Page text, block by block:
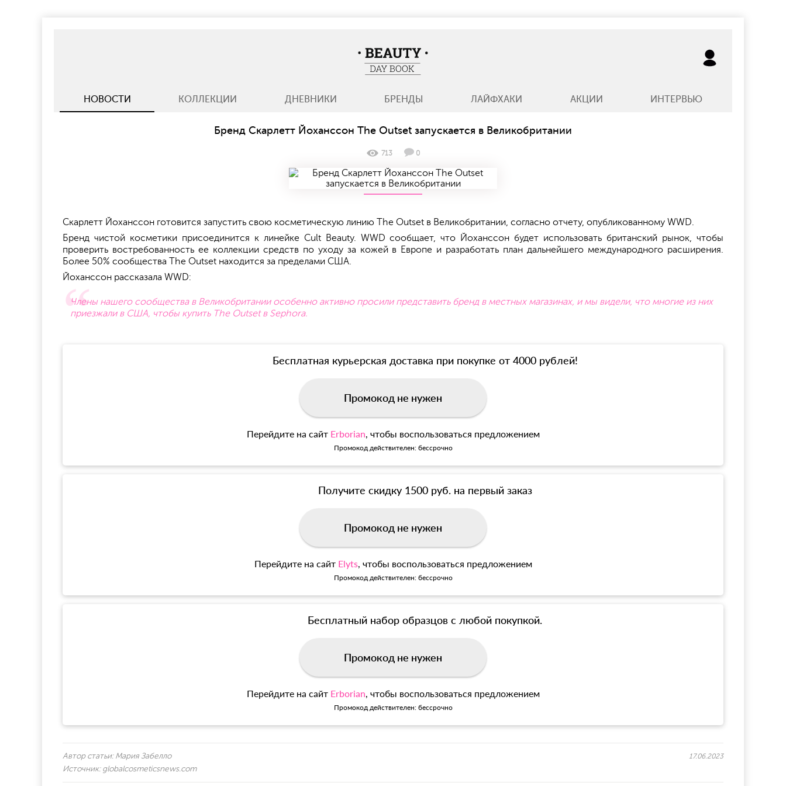
НОВОСТИ КОЛЛЕКЦИИ ДНЕВНИКИ БРЕНДЫ ЛАЙФХАКИ АКЦИИ ИНТЕРВЬЮ
BeautyDayBook
Бренд Скарлетт Йоханссон The Outset запускается в Великобритании
713 0
Скарлетт Йоханссон готовится запустить свою косметическую линию The Outset в Великобритании, согласно отчету, опубликованному WWD.
Бренд чистой косметики присоединится к линейке Cult Beauty. WWD сообщает, что Йоханссон будет использовать британский рынок, чтобы
проверить востребованность ее коллекции средств по уходу за кожей в Европе и разработать план дальнейшего международного расширения.
Более 50% сообщества The Outset находится за пределами США.
Йоханссон рассказала WWD:
Члены нашего сообщества в Великобритании особенно активно просили представить бренд в местных магазинах, и мы видели, что многие из них
приезжали в США, чтобы купить The Outset в Sephora.
Бесплатная курьерская доставка при покупке от 4000 рублей!
Промокод не нужен
Перейдите на сайт Erborian, чтобы воспользоваться предложением
Промокод действителен: бессрочно
Получите скидку 1500 руб. на первый заказ
Промокод не нужен
Перейдите на сайт Elyts, чтобы воспользоваться предложением
Промокод действителен: бессрочно
Бесплатный набор образцов с любой покупкой.
Промокод не нужен
Перейдите на сайт Erborian, чтобы воспользоваться предложением
Промокод действителен: бессрочно
Автор статьи: Мария Забелло
Источник: globalcosmeticsnews.com
17.06.2023